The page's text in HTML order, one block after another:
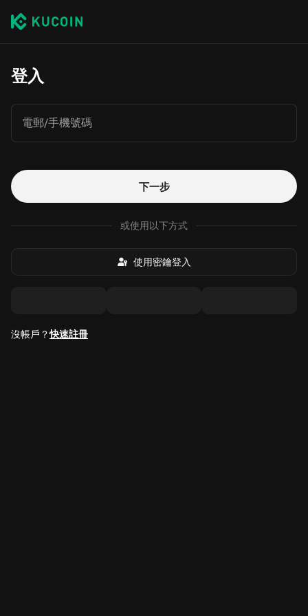
登入
電郵/手機號碼
下一步
或使用以下方式
使用密鑰登入
沒帳戶？快速註冊